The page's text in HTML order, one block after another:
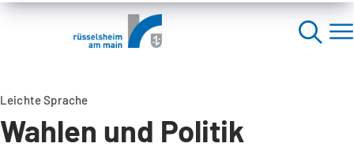
Leichte Sprache
Wahlen und Politik